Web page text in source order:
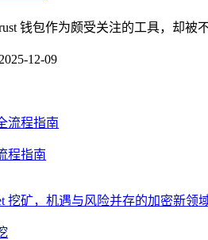
钱包作为颇受关注的工具，却
2025-12-09
程指南